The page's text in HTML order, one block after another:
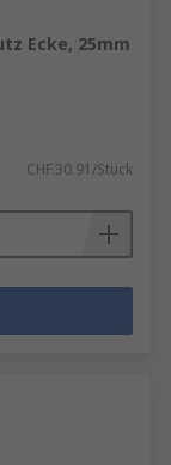
Ecke, 25mm
CHF.30.91/Stück